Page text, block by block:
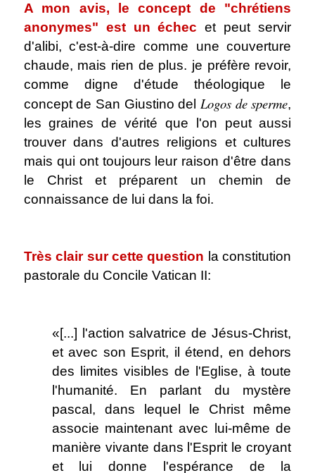
A mon avis, le concept de "chrétiens
anonymes" est un échec et peut servir
d'alibi, c'est-à-dire comme une couverture
chaude, mais rien de plus. je préfère revoir,
comme digne d'étude théologique le
concept de San Giustino delLogos de sperme,
les graines de vérité que l'on peut aussi
trouver dans d'autres religions et cultures
mais qui ont toujours leur raison d'être dans
le Christ et préparent un chemin de
connaissance de lui dans la foi.
Très clair sur cette question la constitution
pastorale du Concile Vatican II:
«[...] l'action salvatrice de Jésus-Christ,
et avec son Esprit, il étend, en dehors
des limites visibles de l'Eglise, à toute
l'humanité. En parlant du mystère
pascal, dans lequel le Christ même
associe maintenant avec lui-même de
manière vivante dans l'Esprit le croyant
et lui donne l'espérance de la